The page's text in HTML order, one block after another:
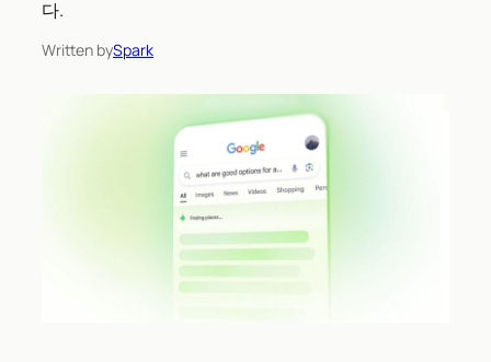
다.
Written bySpark